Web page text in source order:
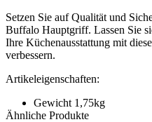
Setzen Sie auf Qualität und
Buffalo Hauptgriff. Lassen Sie
Ihre Küchenausstattung mit
verbessern.
Artikeleigenschaften:
Gewicht 1,75kg
Ähnliche Produkte